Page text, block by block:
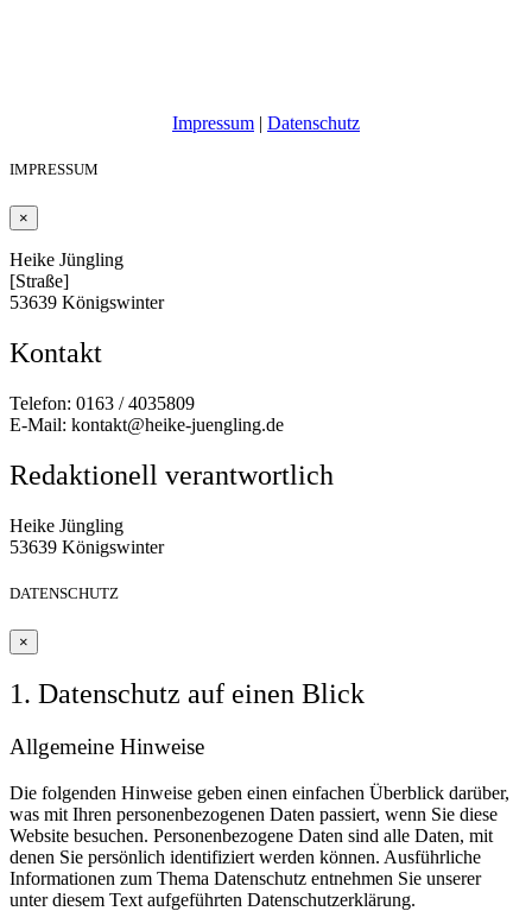
Impressum | Datenschutz
IMPRESSUM
×
Heike Jüngling
[Straße]
53639 Königswinter
Kontakt
Telefon: 0163 / 4035809
E-Mail: kontakt@heike-juengling.de
Redaktionell verantwortlich
Heike Jüngling
53639 Königswinter
DATENSCHUTZ
×
1. Datenschutz auf einen Blick
Allgemeine Hinweise
Die folgenden Hinweise geben einen einfachen Überblick darüber,
was mit Ihren personenbezogenen Daten passiert, wenn Sie diese
Website besuchen. Personenbezogene Daten sind alle Daten, mit
denen Sie persönlich identifiziert werden können. Ausführliche
Informationen zum Thema Datenschutz entnehmen Sie unserer
unter diesem Text aufgeführten Datenschutzerklärung.